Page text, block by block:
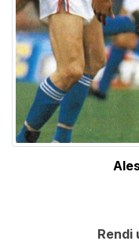
Rendi